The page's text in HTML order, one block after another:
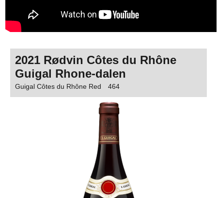
2021 Rødvin Côtes du Rhône
Guigal Rhone-dalen
Guigal Côtes du Rhône Red 464